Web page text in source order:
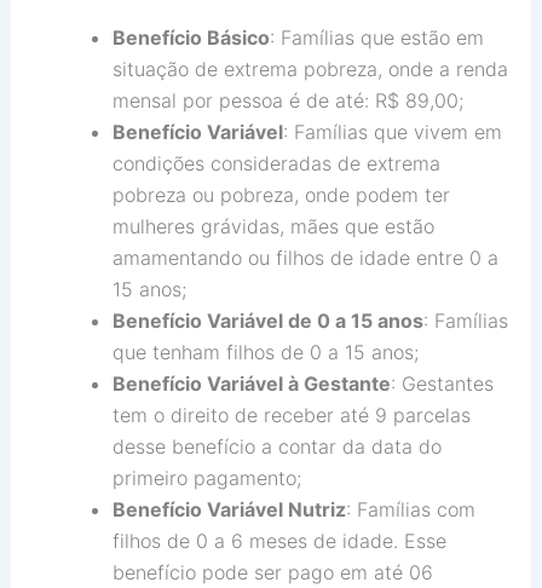
Benefício Básico: Famílias que estão em
situação de extrema pobreza, onde a renda
mensal por pessoa é de até: R$ 89,00;
Benefício Variável: Famílias que vivem em
condições consideradas de extrema
pobreza ou pobreza, onde podem ter
mulheres grávidas, mães que estão
amamentando ou filhos de idade entre 0 a
15 anos;
Benefício Variável de 0 a 15 anos: Famílias
que tenham filhos de 0 a 15 anos;
Benefício Variável à Gestante: Gestantes
tem o direito de receber até 9 parcelas
desse benefício a contar da data do
primeiro pagamento;
Benefício Variável Nutriz: Famílias com
filhos de 0 a 6 meses de idade. Esse
benefício pode ser pago em até 06